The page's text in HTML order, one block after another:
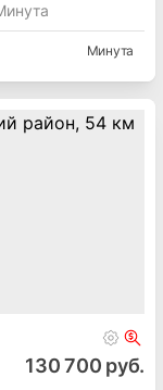
Минута
130 700 руб.